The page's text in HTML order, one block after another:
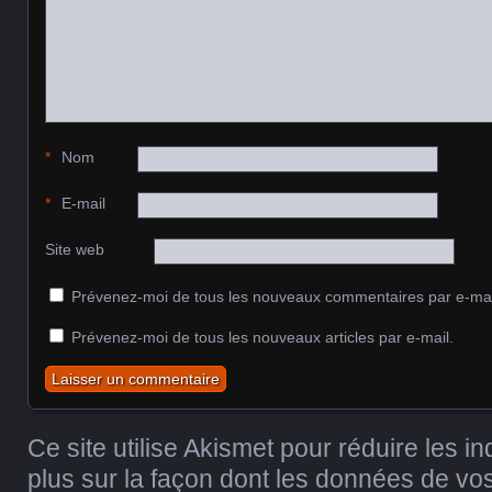
Nom
*
E-mail
*
Site web
Prévenez-moi de tous les nouveaux commentaires par e-
Prévenez-moi de tous les nouveaux articles par e-mail.
Ce site utilise Akismet pour réduire les
plus sur la façon dont les données de